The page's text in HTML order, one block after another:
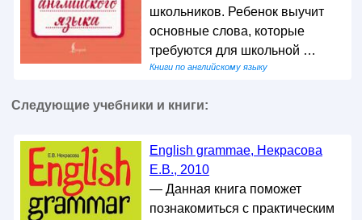
школьников. Ребенок выучит
основные слова, которые
требуются для школьной …
Книги по английскому языку
Следующие учебники и книги:
English grammae, Некрасова
Е.В., 2010
— Данная книга поможет
познакомиться с практическим